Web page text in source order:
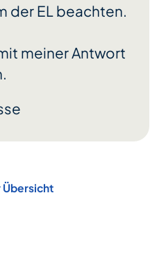
der EL beachten.
meiner Antwort
Übersicht